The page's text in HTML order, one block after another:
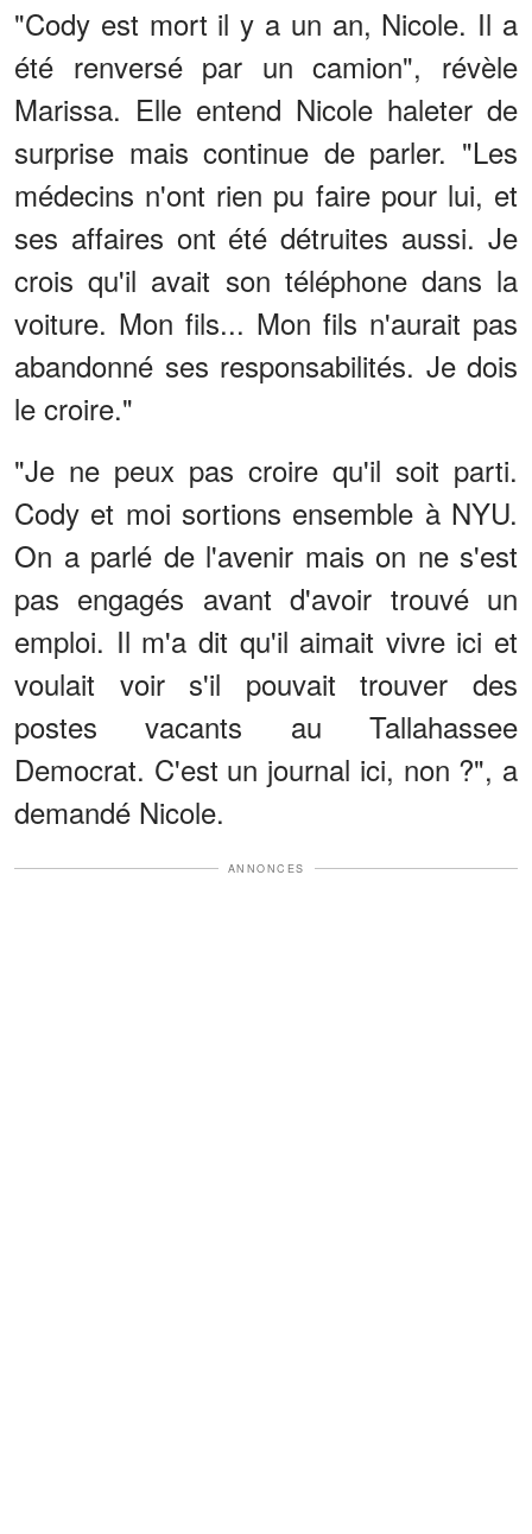
"Cody est mort il y a un an, Nicole. Il a
été renversé par un camion", révèle
Marissa. Elle entend Nicole haleter de
surprise mais continue de parler. "Les
médecins n'ont rien pu faire pour lui, et
ses affaires ont été détruites aussi. Je
crois qu'il avait son téléphone dans la
voiture. Mon fils... Mon fils n'aurait pas
abandonné ses responsabilités. Je dois
le croire."
"Je ne peux pas croire qu'il soit parti.
Cody et moi sortions ensemble à NYU.
On a parlé de l'avenir mais on ne s'est
pas engagés avant d'avoir trouvé un
emploi. Il m'a dit qu'il aimait vivre ici et
voulait voir s'il pouvait trouver des
postes vacants au Tallahassee
Democrat. C'est un journal ici, non ?", a
demandé Nicole.
ANNONCES